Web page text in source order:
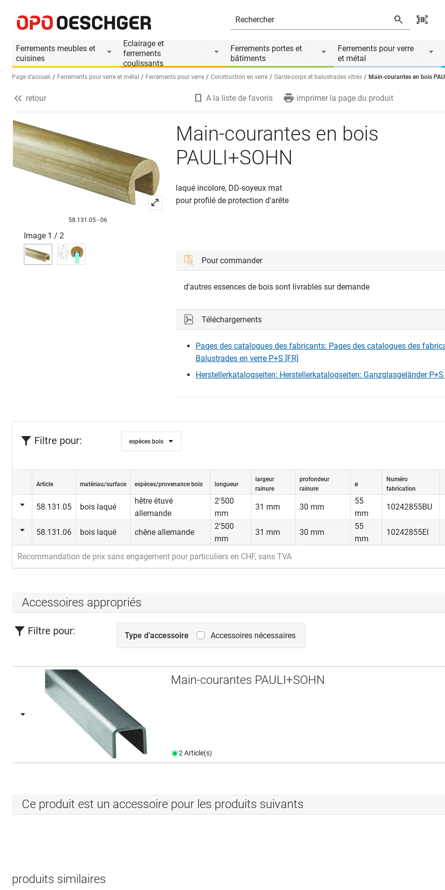
Ferrements meubles et
cuisines
Eclairage et
ferrements
coulissants
Ferrements portes et
bâtiments
Ferrements pour verre
et métal
Sélectionnez une langue (FR)
Page d’accueil Ferrements pour verre et métal Ferrements pour verre Construction en verre Garde-corps et balustrades vitrés Main-courantes en bois
Informations produit
Accessoires appropriés Le produit est accessoire de
retour A la liste de favoris imprimer la page du produit
58.131.05 - 06
Image 1 / 2
Main-courantes en bois
PAULI+SOHN
laqué incolore, DD-soyeux mat
pour profilé de protection d'arête
Pour commander
d'autres essences de bois sont livrables sur demande
Téléchargements
Pages des catalogues des fabricants: Pages des catalogues des
Balustrades en verre P+S [FR]
Herstellerkatalogseiten: Herstellerkatalogseiten: Ganzglasgeländer P+S
Filtre pour: espèces bois
Article matériau/surface espèces/provenance bois longueur
largeur
rainure
profondeur
rainure
ø
Numéro
fabrication
58.131.05 bois laqué
hêtre étuvé
allemande
2'500
mm
31 mm 30 mm
55
mm
10242855BU
58.131.06 bois laqué chêne allemande
2'500
mm
31 mm 30 mm
55
mm
10242855EI
Recommandation de prix sans engagement pour particuliers en CHF, sans TVA
Accessoires appropriés
Filtre pour: Type d’accessoire Accessoires nécessaires
Main-courantes PAULI+SOHN
2 Article(s)
Ce produit est un accessoire pour les produits suivants
produits similaires